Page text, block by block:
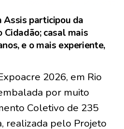
Assis participou da
Cidadão; casal mais
e o mais experiente,
2026, em Rio
por muito
Coletivo de 235
realizada pelo Projeto